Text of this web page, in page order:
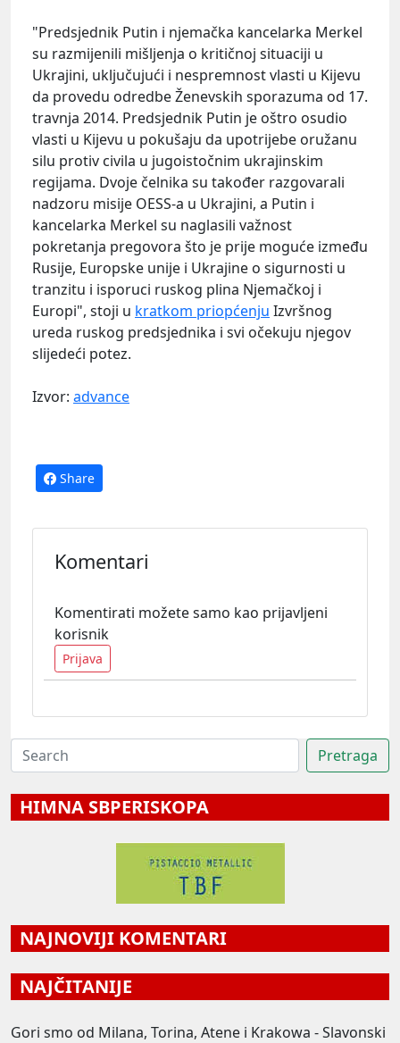
"Predsjednik Putin i njemačka kancelarka Merkel
su razmijenili mišljenja o kritičnoj situaciji u
Ukrajini, uključujući i nespremnost vlasti u Kijevu
da provedu odredbe Ženevskih sporazuma od 17.
travnja 2014. Predsjednik Putin je oštro osudio
vlasti u Kijevu u pokušaju da upotrijebe oružanu
silu protiv civila u jugoistočnim ukrajinskim
regijama. Dvoje čelnika su također razgovarali
nadzoru misije OESS-a u Ukrajini, a Putin i
kancelarka Merkel su naglasili važnost
pokretanja pregovora što je prije moguće između
Rusije, Europske unije i Ukrajine o sigurnosti u
tranzitu i isporuci ruskog plina Njemačkoj i
Europi", stoji u kratkom priopćenju Izvršnog
ureda ruskog predsjednika i svi očekuju njegov
slijedeći potez.
Izvor: advance
Share
Komentari
Komentirati možete samo kao prijavljeni
korisnik
Prijava
HIMNA SBPERISKOPA
NAJNOVIJI KOMENTARI
NAJČITANIJE
Gori smo od Milana, Torina, Atene i Krakowa - Slavonski